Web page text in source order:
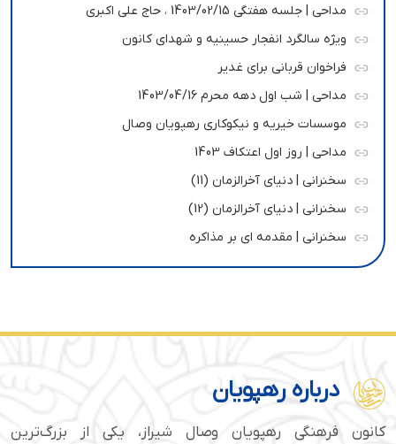
مداحی | جلسه هفتگی 1403/02/15 ، حاج علی اکبری
ویژه سالگرد انفجار حسینیه و شهدای کانون
فراخوان قربانی برای غدیر
مداحی | شب اول دهه محرم 1403/04/16
موسسات خیریه و نیکوکاری رهپویان وصال
مداحی | روز اول اعتکاف 1403
سخنرانی | دنیای آخرالزمان (11)
سخنرانی | دنیای آخرالزمان (12)
سخنرانی | مقدمه ای بر مذاکره
درباره رهپویان
کانون فرهنگی رهپویان وصال شیراز، یکی از بزرگ‌ترین